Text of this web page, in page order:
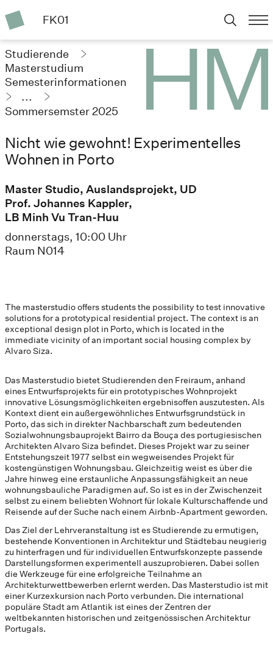
FK01
Studierende
Masterstudium
Semesterinformationen
...
Sommersemster 2025
Nicht wie gewohnt! Experimentelles
Wohnen in Porto
Master Studio, Auslandsprojekt, UD
Prof. Johannes Kappler,
LB Minh Vu Tran-Huu
donnerstags, 10:00 Uhr
Raum N014
The masterstudio offers students the possibility to test innovative
solutions for a prototypical residential project. The context is an
exceptional design plot in Porto, which is located in the
immediate vicinity of an important social housing complex by
Alvaro Siza.
Das Masterstudio bietet Studierenden den Freiraum, anhand
eines Entwurfsprojekts für ein prototypisches Wohnprojekt
innovative Lösungsmöglichkeiten ergebnisoffen auszutesten. Als
Kontext dient ein außergewöhnliches Entwurfsgrundstück in
Porto, das sich in direkter Nachbarschaft zum bedeutenden
Sozialwohnungsbauprojekt Bairro da Bouça des portugiesischen
Architekten Alvaro Siza befindet. Dieses Projekt war zu seiner
Entstehungszeit 1977 selbst ein wegweisendes Projekt für
kostengünstigen Wohnungsbau. Gleichzeitig weist es über die
Jahre hinweg eine erstaunliche Anpassungsfähigkeit an neue
wohnungsbauliche Paradigmen auf. So ist es in der Zwischenzeit
selbst zu einem beliebten Wohnort für lokale Kulturschaffende und
Reisende auf der Suche nach einem Airbnb-Apartment geworden.
Das Ziel der Lehrveranstaltung ist es Studierende zu ermutigen,
bestehende Konventionen in Architektur und Städtebau neugierig
zu hinterfragen und für individuellen Entwurfskonzepte passende
Darstellungsformen experimentell auszuprobieren. Dabei sollen
die Werkzeuge für eine erfolgreiche Teilnahme an
Architekturwettbewerben erlernt werden. Das Masterstudio ist mit
einer Kurzexkursion nach Porto verbunden. Die international
populäre Stadt am Atlantik ist eines der Zentren der
weltbekannten historischen und zeitgenössischen Architektur
Portugals.